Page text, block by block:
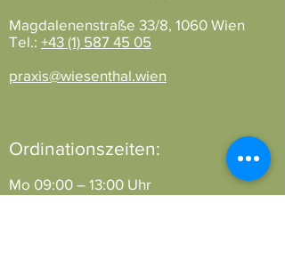
Magdalenenstraße 33/8, 1060 Wien
Tel.: +43 (1) 587 45 05
praxis@wiesenthal.wien
Ordinationszeiten:
Mo 09:00 – 13:00 Uhr
Di 08:30 – 13:00 | 15:00 – 19:00 Uhr